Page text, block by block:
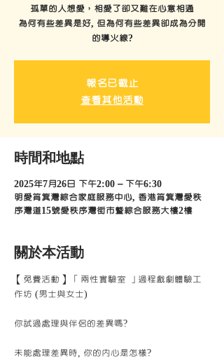
孤單的人想愛，相愛了卻又難在心意相通
為何有些差異是好, 但為何有些差異卻成為分開
的導火線?
報名已截止
查看其他活動
時間和地點
2025年7月26日 下午2:00 – 下午6:30
明愛筲箕灣綜合家庭服務中心, 香港筲箕灣愛秩
序灣道15號愛秩序灣街市暨綜合服務大樓2樓
關於本活動
【免費活動】 「兩性實驗室 」過程戲劇體驗工
作坊 (男士與女士)
你試過處理與伴侶的差異嗎?
未能處理差異時, 你的內心是怎樣?